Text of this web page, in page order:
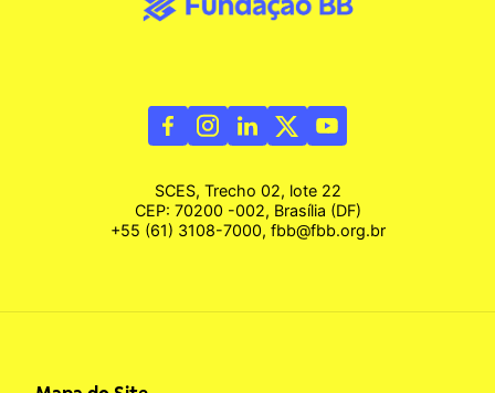
SCES, Trecho 02, lote 22
CEP: 70200 -002, Brasília (DF)
+55 (61) 3108-7000, fbb@fbb.org.br